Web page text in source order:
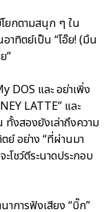
ยกตามสนุก ๆ ใน
าทิตย์เป็น “โอ๊ย! (มึน
”
DOS และ อย่าเพิ่ง
LATTE” และ
ทั้งสองยังเล่าถึงความ
ย์ อย่าง “ที่ผ่านมา
ะโชว์ตีระนาดประกอบ
การฟังเสียง “บิ๊ก”